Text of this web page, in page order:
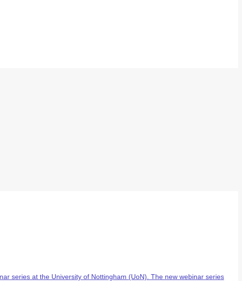
series at the University of Nottingham (UoN). The new webinar series